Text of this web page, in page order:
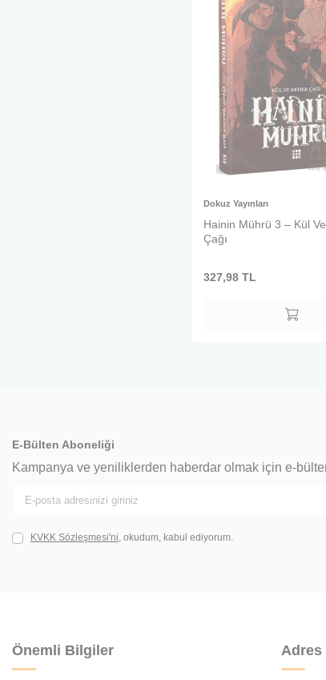
Dokuz Yayınları
Hainin Mührü 3 – Kül
Çağı
327,98 TL
E-Bülten Aboneliği
Kampanya ve yeniliklerden haberdar olmak için e-
KVKK Sözleşmesi'ni, okudum, kabul ediyorum.
Önemli Bilgiler Adres